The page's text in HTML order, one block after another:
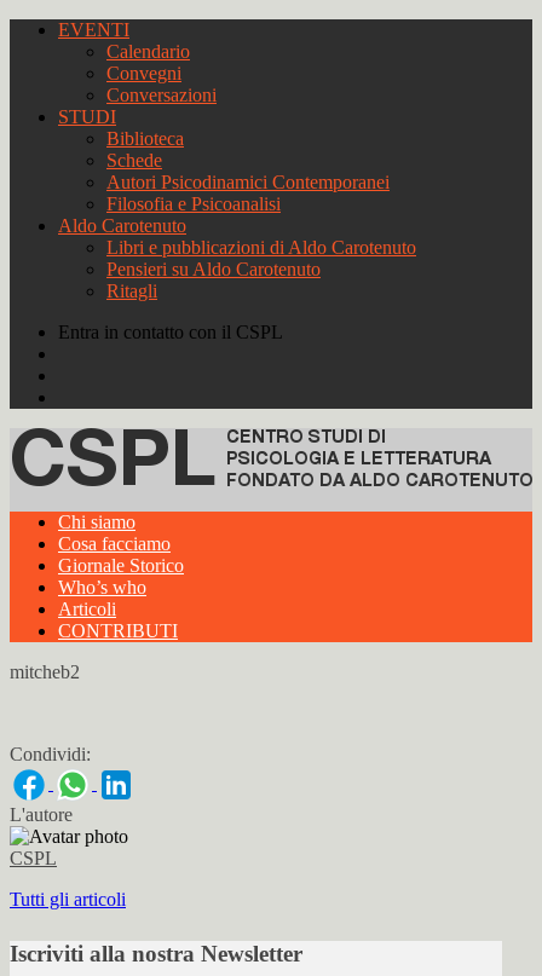
EVENTI
Calendario
Convegni
Conversazioni
STUDI
Biblioteca
Schede
Autori Psicodinamici Contemporanei
Filosofia e Psicoanalisi
Aldo Carotenuto
Libri e pubblicazioni di Aldo Carotenuto
Pensieri su Aldo Carotenuto
Ritagli
Entra in contatto con il CSPL
Chi siamo
Cosa facciamo
Giornale Storico
Who’s who
Articoli
CONTRIBUTI
mitcheb2
Condividi:
L'autore
CSPL
Tutti gli articoli
Iscriviti alla nostra Newsletter